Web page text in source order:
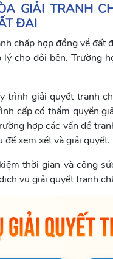
GIẢI TRANH
ĐAI
chấp hợp đồng về đất
lý cho đôi bên. Trường
trình giải quyết tranh
cấp có thẩm quyền
hợp các vấn đề
để xem xét và giải quyết.
thời gian và công
vụ giải quyết tranh